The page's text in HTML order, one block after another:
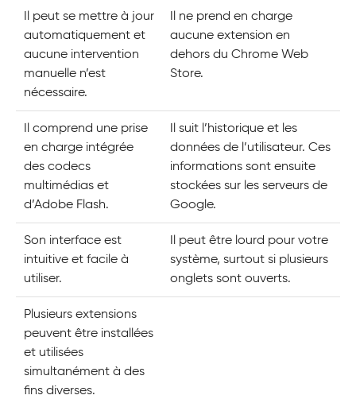
Il peut se mettre à jour
automatiquement et
aucune intervention
manuelle n’est
nécessaire.
Il ne prend en charge
aucune extension en
dehors du Chrome Web
Store.
Il comprend une prise
en charge intégrée
des codecs
multimédias et
d’Adobe Flash.
Il suit l’historique et les
données de l’utilisateur. Ces
informations sont ensuite
stockées sur les serveurs de
Google.
Son interface est
intuitive et facile à
utiliser.
Il peut être lourd pour votre
système, surtout si plusieurs
onglets sont ouverts.
Plusieurs extensions
peuvent être installées
et utilisées
simultanément à des
fins diverses.